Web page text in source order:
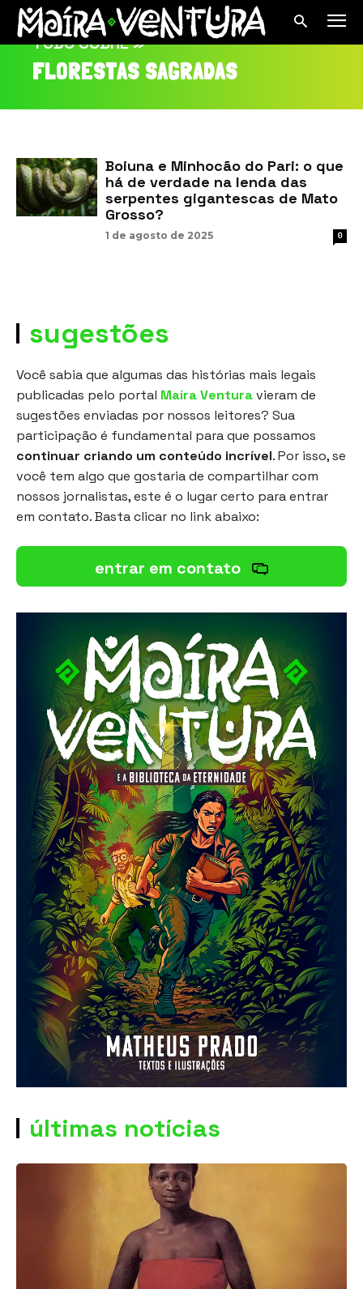
TUDO SOBRE »
FLORESTAS SAGRADAS
Boiuna e Minhocão do Pari: o que
há de verdade na lenda das
serpentes gigantescas de Mato
Grosso?
1 de agosto de 2025 0
sugestões
Você sabia que algumas das histórias mais legais
publicadas pelo portal Maíra Venturavieram de
sugestões enviadas por nossos leitores? Sua
participação é fundamental para que possamos
continuar criando um conteúdo incrível. Por isso, se
você tem algo que gostaria de compartilhar com
nossos jornalistas, este é o lugar certo para entrar
em contato. Basta clicar no link abaixo:
entrar em contato
últimas notícias